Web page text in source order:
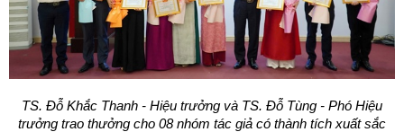
TS. Đỗ Khắc Thanh - Hiệu trưởng và TS. Đỗ Tùng - Phó Hiệu
trưởng trao thưởng cho 08 nhóm tác giả có thành tích xuất sắc